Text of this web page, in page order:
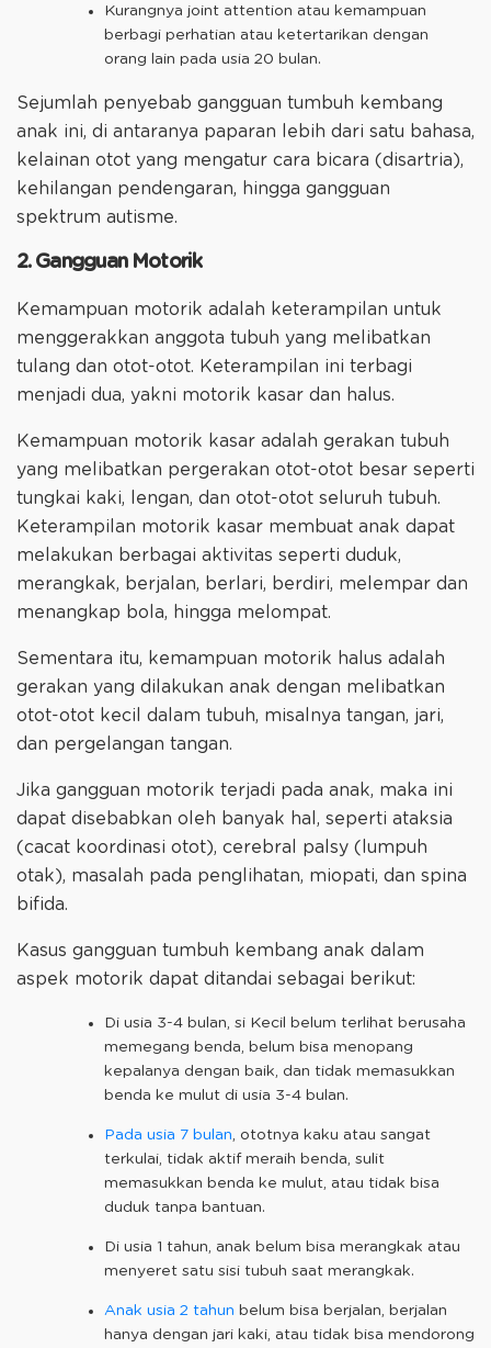
Kurangnya joint attention atau kemampuan
berbagi perhatian atau ketertarikan dengan
orang lain pada usia 20 bulan.
Sejumlah penyebab gangguan tumbuh kembang
anak ini, di antaranya paparan lebih dari satu bahasa,
kelainan otot yang mengatur cara bicara (disartria),
kehilangan pendengaran, hingga gangguan
spektrum autisme.
2. Gangguan Motorik
Kemampuan motorik adalah keterampilan untuk
menggerakkan anggota tubuh yang melibatkan
tulang dan otot-otot. Keterampilan ini terbagi
menjadi dua, yakni motorik kasar dan halus.
Kemampuan motorik kasar adalah gerakan tubuh
yang melibatkan pergerakan otot-otot besar seperti
tungkai kaki, lengan, dan otot-otot seluruh tubuh.
Keterampilan motorik kasar membuat anak dapat
melakukan berbagai aktivitas seperti duduk,
merangkak, berjalan, berlari, berdiri, melempar dan
menangkap bola, hingga melompat.
Sementara itu, kemampuan motorik halus adalah
gerakan yang dilakukan anak dengan melibatkan
otot-otot kecil dalam tubuh, misalnya tangan, jari,
dan pergelangan tangan.
Jika gangguan motorik terjadi pada anak, maka ini
dapat disebabkan oleh banyak hal, seperti ataksia
(cacat koordinasi otot), cerebral palsy (lumpuh
otak), masalah pada penglihatan, miopati, dan spina
bifida.
Kasus gangguan tumbuh kembang anak dalam
aspek motorik dapat ditandai sebagai berikut:
Di usia 3-4 bulan, si Kecil belum terlihat berusaha
memegang benda, belum bisa menopang
kepalanya dengan baik, dan tidak memasukkan
benda ke mulut di usia 3-4 bulan.
Pada usia 7 bulan, ototnya kaku atau sangat
terkulai, tidak aktif meraih benda, sulit
memasukkan benda ke mulut, atau tidak bisa
duduk tanpa bantuan.
Di usia 1 tahun, anak belum bisa merangkak atau
menyeret satu sisi tubuh saat merangkak.
Anak usia 2 tahun belum bisa berjalan, berjalan
hanya dengan jari kaki, atau tidak bisa mendorong